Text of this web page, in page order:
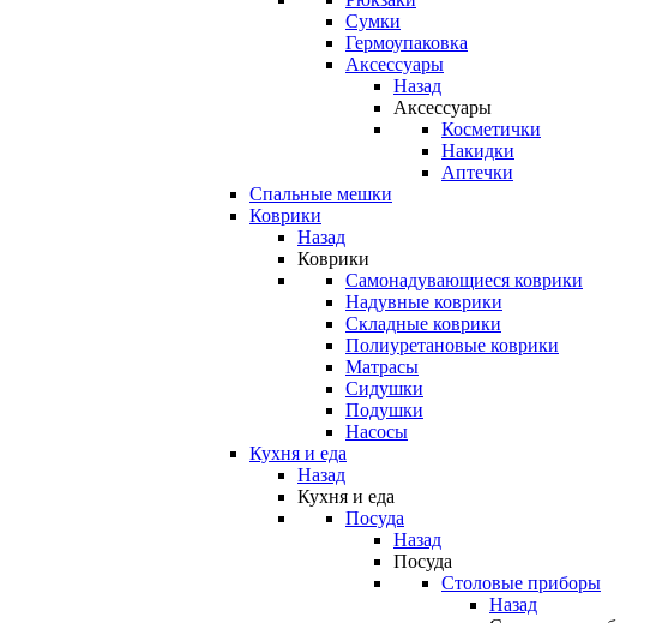
Сумки
Гермоупаковка
Аксессуары
Назад
Аксессуары
Косметички
Накидки
Аптечки
Спальные мешки
Коврики
Назад
Коврики
Самонадувающиеся коврики
Надувные коврики
Складные коврики
Полиуретановые коврики
Матрасы
Сидушки
Подушки
Насосы
Кухня и еда
Назад
Кухня и еда
Посуда
Назад
Посуда
Столовые приборы
Назад